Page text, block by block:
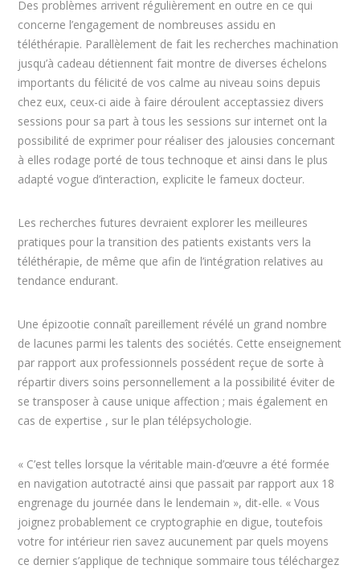
Des problèmes arrivent régulièrement en outre en ce qui
concerne l’engagement de nombreuses assidu en
téléthérapie. Parallèlement de fait les recherches machination
jusqu’à cadeau détiennent fait montre de diverses échelons
importants du félicité de vos calme au niveau soins depuis
chez eux, ceux-ci aide à faire déroulent acceptassiez divers
sessions pour sa part à tous les sessions sur internet ont la
possibilité de exprimer pour réaliser des jalousies concernant
à elles rodage porté de tous technoque et ainsi dans le plus
adapté vogue d’interaction, explicite le fameux docteur.
Les recherches futures devraient explorer les meilleures
pratiques pour la transition des patients existants vers la
téléthérapie, de même que afin de l’intégration relatives au
tendance endurant.
Une épizootie connaît pareillement révélé un grand nombre
de lacunes parmi les talents des sociétés. Cette enseignement
par rapport aux professionnels possédent reçue de sorte à
répartir divers soins personnellement a la possibilité éviter de
se transposer à cause unique affection ; mais également en
cas de expertise , sur le plan télépsychologie.
« C’est telles lorsque la véritable main-d’œuvre a été formée
en navigation autotracté ainsi que passait par rapport aux 18
engrenage du journée dans le lendemain », dit-elle. « Vous
joignez probablement ce cryptographie en digue, toutefois
votre for intérieur rien savez aucunement par quels moyens
ce dernier s’applique de technique sommaire tous téléchargez